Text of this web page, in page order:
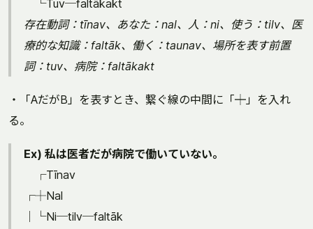
└Tuv─faltākakt
存在動詞：tīnav、あなた：nal、人：ni、使う：tilv、医
療的な知識：faltāk、働く：taunav、場所を表す前置
詞：tuv、病院：faltākakt
・「AだがB」を表すとき、繋ぐ線の中間に「╪」を入れ
る。
Ex) 私は医者だが病院で働いていない。
┌Tīnav
┌┼Nal
│└Ni─tilv─faltāk